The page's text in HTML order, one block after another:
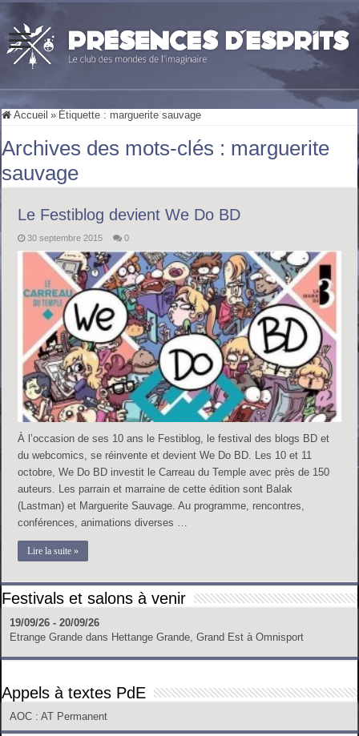
Accueil » Étiquette : marguerite sauvage
Archives des mots-clés : marguerite
sauvage
Le Festiblog devient We Do BD
30 septembre 2015 0
À l’occasion de ses 10 ans le Festiblog, le festival des blogs BD et
du webcomics, se réinvente et devient We Do BD. Les 10 et 11
octobre, We Do BD investit le Carreau du Temple avec près de 150
auteurs. Les parrain et marraine de cette édition sont Balak
(Lastman) et Marguerite Sauvage. Au programme, rencontres,
conférences, animations diverses …
Lire la suite »
Festivals et salons à venir
19/09/26 - 20/09/26
Etrange Grande dans Hettange Grande, Grand Est à Omnisport
Appels à textes PdE
AOC : AT Permanent